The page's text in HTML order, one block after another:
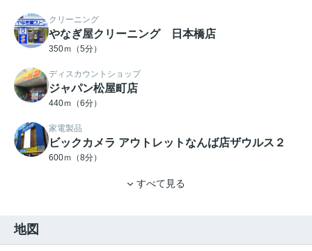
クリーニング
やなぎ屋クリーニング 日本橋店
350ｍ（5分）
ディスカウントショップ
ジャパン松屋町店
440ｍ（6分）
家電製品
ビックカメラ アウトレットなんば店ザウルス２
600ｍ（8分）
すべて見る
地図